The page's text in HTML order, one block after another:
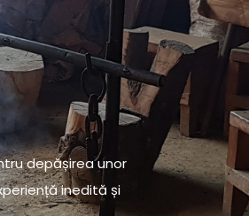
depășirea unor
inedită și